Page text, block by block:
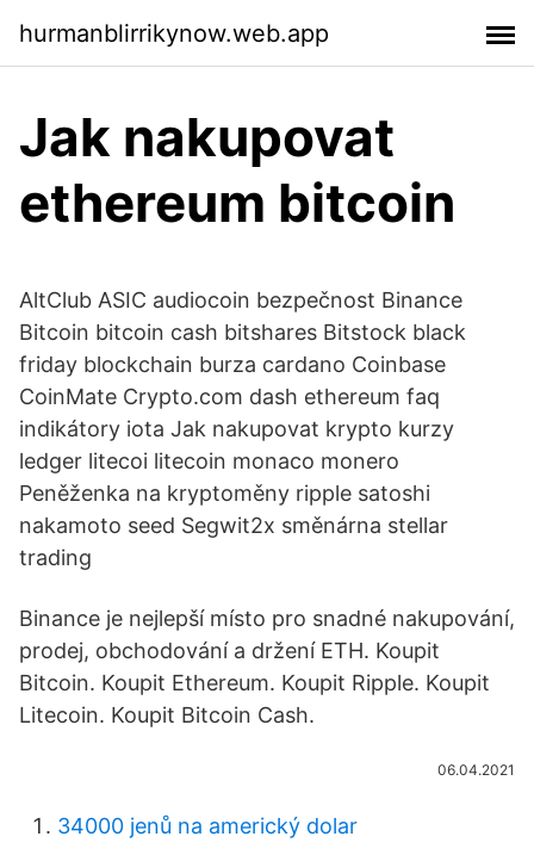
hurmanblirrikynow.web.app
Jak nakupovat
ethereum bitcoin
AltClub ASIC audiocoin bezpečnost Binance
Bitcoin bitcoin cash bitshares Bitstock black
friday blockchain burza cardano Coinbase
CoinMate Crypto.com dash ethereum faq
indikátory iota Jak nakupovat krypto kurzy
ledger litecoi litecoin monaco monero
Peněženka na kryptoměny ripple satoshi
nakamoto seed Segwit2x směnárna stellar
trading
Binance je nejlepší místo pro snadné nakupování,
prodej, obchodování a držení ETH. Koupit
Bitcoin. Koupit Ethereum. Koupit Ripple. Koupit
Litecoin. Koupit Bitcoin Cash.
06.04.2021
34000 jenů na americký dolar